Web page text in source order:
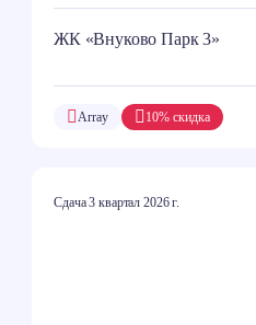
ЖК «Внуково Парк 3»
10% скидка
Array
Сдача 3 квартал 2026 г.